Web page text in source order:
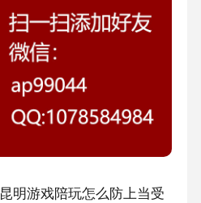
昆明游戏陪玩怎么防上当受